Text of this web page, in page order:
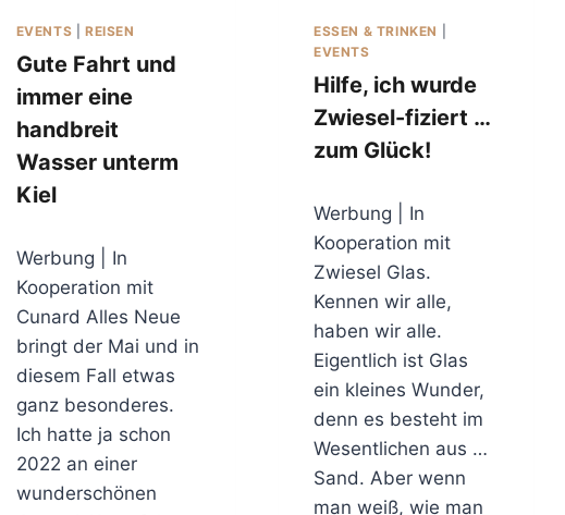
EVENTS REISEN
Gute Fahrt und
immer eine
handbreit
Wasser unterm
Kiel
Werbung | In
Kooperation mit
Cunard Alles Neue
bringt der Mai und in
diesem Fall etwas
ganz besonderes.
Ich hatte ja schon
2022 an einer
wunderschönen
ESSEN & TRINKEN
EVENTS
Hilfe, ich wurde
Zwiesel-fiziert …
zum Glück!
Werbung | In
Kooperation mit
Zwiesel Glas.
Kennen wir alle,
haben wir alle.
Eigentlich ist Glas
ein kleines Wunder,
denn es besteht im
Wesentlichen aus …
Sand. Aber wenn
man weiß, wie man